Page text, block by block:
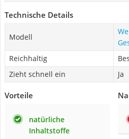
Technische Details
Modell
Reichhaltig
Zieht schnell ein
Ja
Vorteile
natürliche
Inhaltstoffe